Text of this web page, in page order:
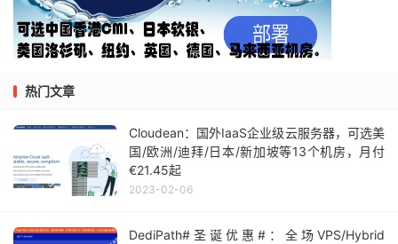
热门文章
Cloudean：国外IaaS企业级云服务器，可选美
国/欧洲/迪拜/日本/新加坡等13个机房，月付
€21.45起
2023-02-06
DediPath#圣诞优惠#：全场VPS/Hybrid